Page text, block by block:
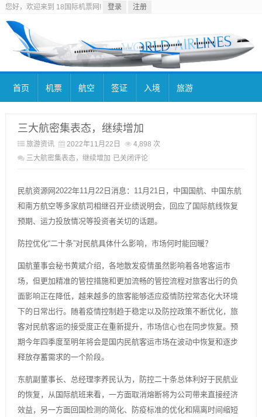
您好，欢迎来到 18国际机票网! 登录 注册
首页 机票 航空 签证 入境 旅游
三大航密集表态，继续增加
旅游资讯 2022年11月22日
4,898 次
三大航密集表态，继续增加 已关闭评论
民航资源网2022年11月22日消息：11月21日，中国国航、中国东航
和南方航空等多家航司相继召开业绩说明会，回应了国际航线恢复
预期、运力投放情况等投资者关切的话题。
防控优化“二十条”对民航具体什么影响，市场何时能回暖？
国航董事会秘书黄斌介绍，各地散发疫情虽然影响着各地客运市
场，但更加精准的管控措施和更加流畅的管控流程对旅客出行的负
面影响正在降低，越来越多的旅客能够适应疫情防控常态化大环境
下的日常出行。随着疫情控制趋于稳定以及防控政策不断优化，旅
客对民航客运的接受度正在重新提升，市场信心也在同步恢复。预
期今年四季度至明年将会是国内民航客运市场在波动中恢复和逐步
释放存蓄需求的一个阶段。
东航副董事长、总经理李养民认为，防控二十条总体利好于民航业
的恢复，从国际航班来看，一方面取消熔断将为公司带来直接经济
效益，另一方面回国检测的简化、防疫标准的优化和隔离时间缩短